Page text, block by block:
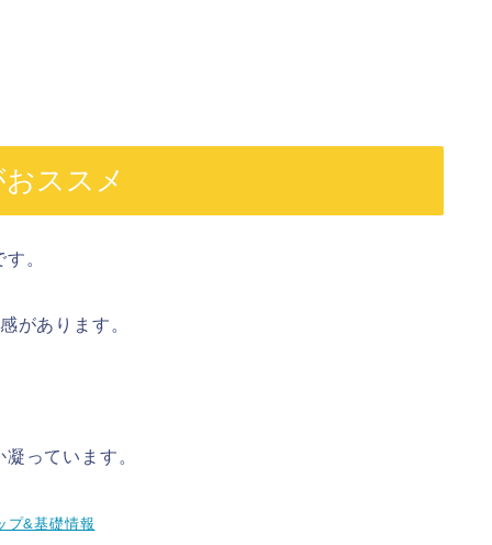
ススメ
。
があります。
っています。
プ&基礎情報